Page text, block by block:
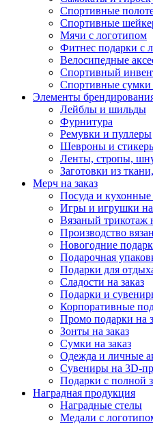
Спортивные
Спортивные
Мячи с логотипом
Фитнес подарки с
Велосипедные
Спортивный
Спортивные сумки
Элементы
Лейблы и шильды
Фурнитура
Ремувки и пуллеры
Шевроны и
Ленты, стропы,
Заготовки из
Мерч на заказ
Посуда и кухонные
Игры и игрушки на
Вязаный трикотаж
Производство
Новогодние
Подарочная
Подарки для
Сладости на заказ
Подарки и
Корпоративные
Промо подарки на
Зонты на заказ
Сумки на заказ
Одежда и личные
Сувениры на 3D-
Подарки с полной
Наградная продукция
Наградные стелы
Медали с